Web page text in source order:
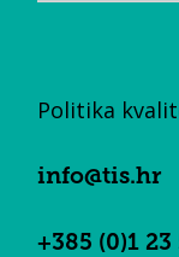
Politika
info@tis.hr
+385 (0)1 23